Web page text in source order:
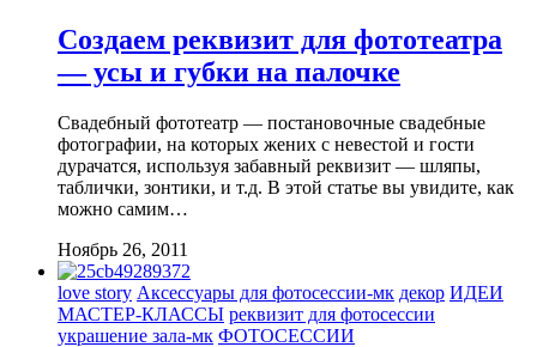
Создаем реквизит для фототеатра
— усы и губки на палочке
Свадебный фототеатр — постановочные свадебные
фотографии, на которых жених с невестой и гости
дурачатся, используя забавный реквизит — шляпы,
таблички, зонтики, и т.д. В этой статье вы увидите, как
можно самим…
Ноябрь 26, 2011
love story Аксессуары для фотосессии-мк декор ИДЕИ
МАСТЕР-КЛАССЫ реквизит для фотосессии
украшение зала-мк ФОТОСЕССИИ